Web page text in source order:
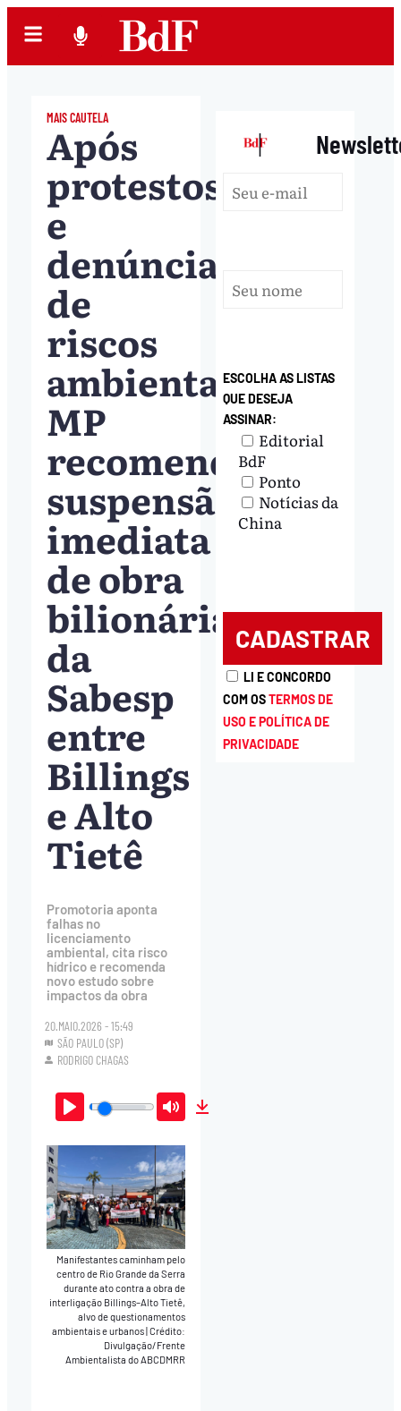
MAIS CAUTELA
Após
protestos
e
denúncias
de
riscos
ambientais,
MP
recomenda
suspensão
imediata
de obra
bilionária
da
Sabesp
entre
Billings
e Alto
Tietê
Promotoria aponta
falhas no
licenciamento
ambiental, cita risco
hídrico e recomenda
novo estudo sobre
impactos da obra
20.MAIO.2026 - 15:49
SÃO PAULO (SP)
RODRIGO CHAGAS
Play Mute
Manifestantes caminham pelo
centro de Rio Grande da Serra
durante ato contra a obra de
interligação Billings–Alto Tietê,
alvo de questionamentos
ambientais e urbanos Crédito:
Divulgação/Frente
Ambientalista do ABCDMRR
|
ESCOLHA AS LISTAS
QUE DESEJA
ASSINAR:
Editorial
BdF
Ponto
Notícias da
China
LI E CONCORDO
COM OSTERMOS DE
USO E POLÍTICA DE
PRIVACIDADE